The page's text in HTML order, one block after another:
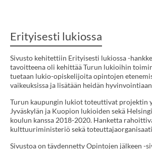
Erityisesti lukiossa
Sivusto kehitettiin Erityisesti lukiossa -
tavoitteena oli kehittää Turun lukioihin
tuetaan lukio-opiskelijoita opintojen
vaikeuksissa ja lisätään heidän
Turun kaupungin lukiot toteuttivat projektin
Jyväskylän ja Kuopion lukioiden sekä
koulun kanssa 2018-2020. Hanketta
kulttuuriministeriö sekä
Sivustoa on täydennetty Opintojen jälkeen -